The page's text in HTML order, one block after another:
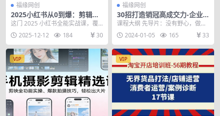
福缘网创
2025小红书从0到爆：剪辑实
操，多赛道变现，暴力起号，
这门 2025 小红书全能实战课，覆
盖从起号到变现全流程！先拆解底
层逻辑与暴力起...
2025-12-12 184 30
福缘网创
30招打造销冠高成交力-企业
管理精品视频课（41节课）
课程大纲 先导片：没有野心，做不
了销冠 模块一销冠思维训练 你跟销
冠差距在哪里？...
2024-01-05 165 33
VIP VIP